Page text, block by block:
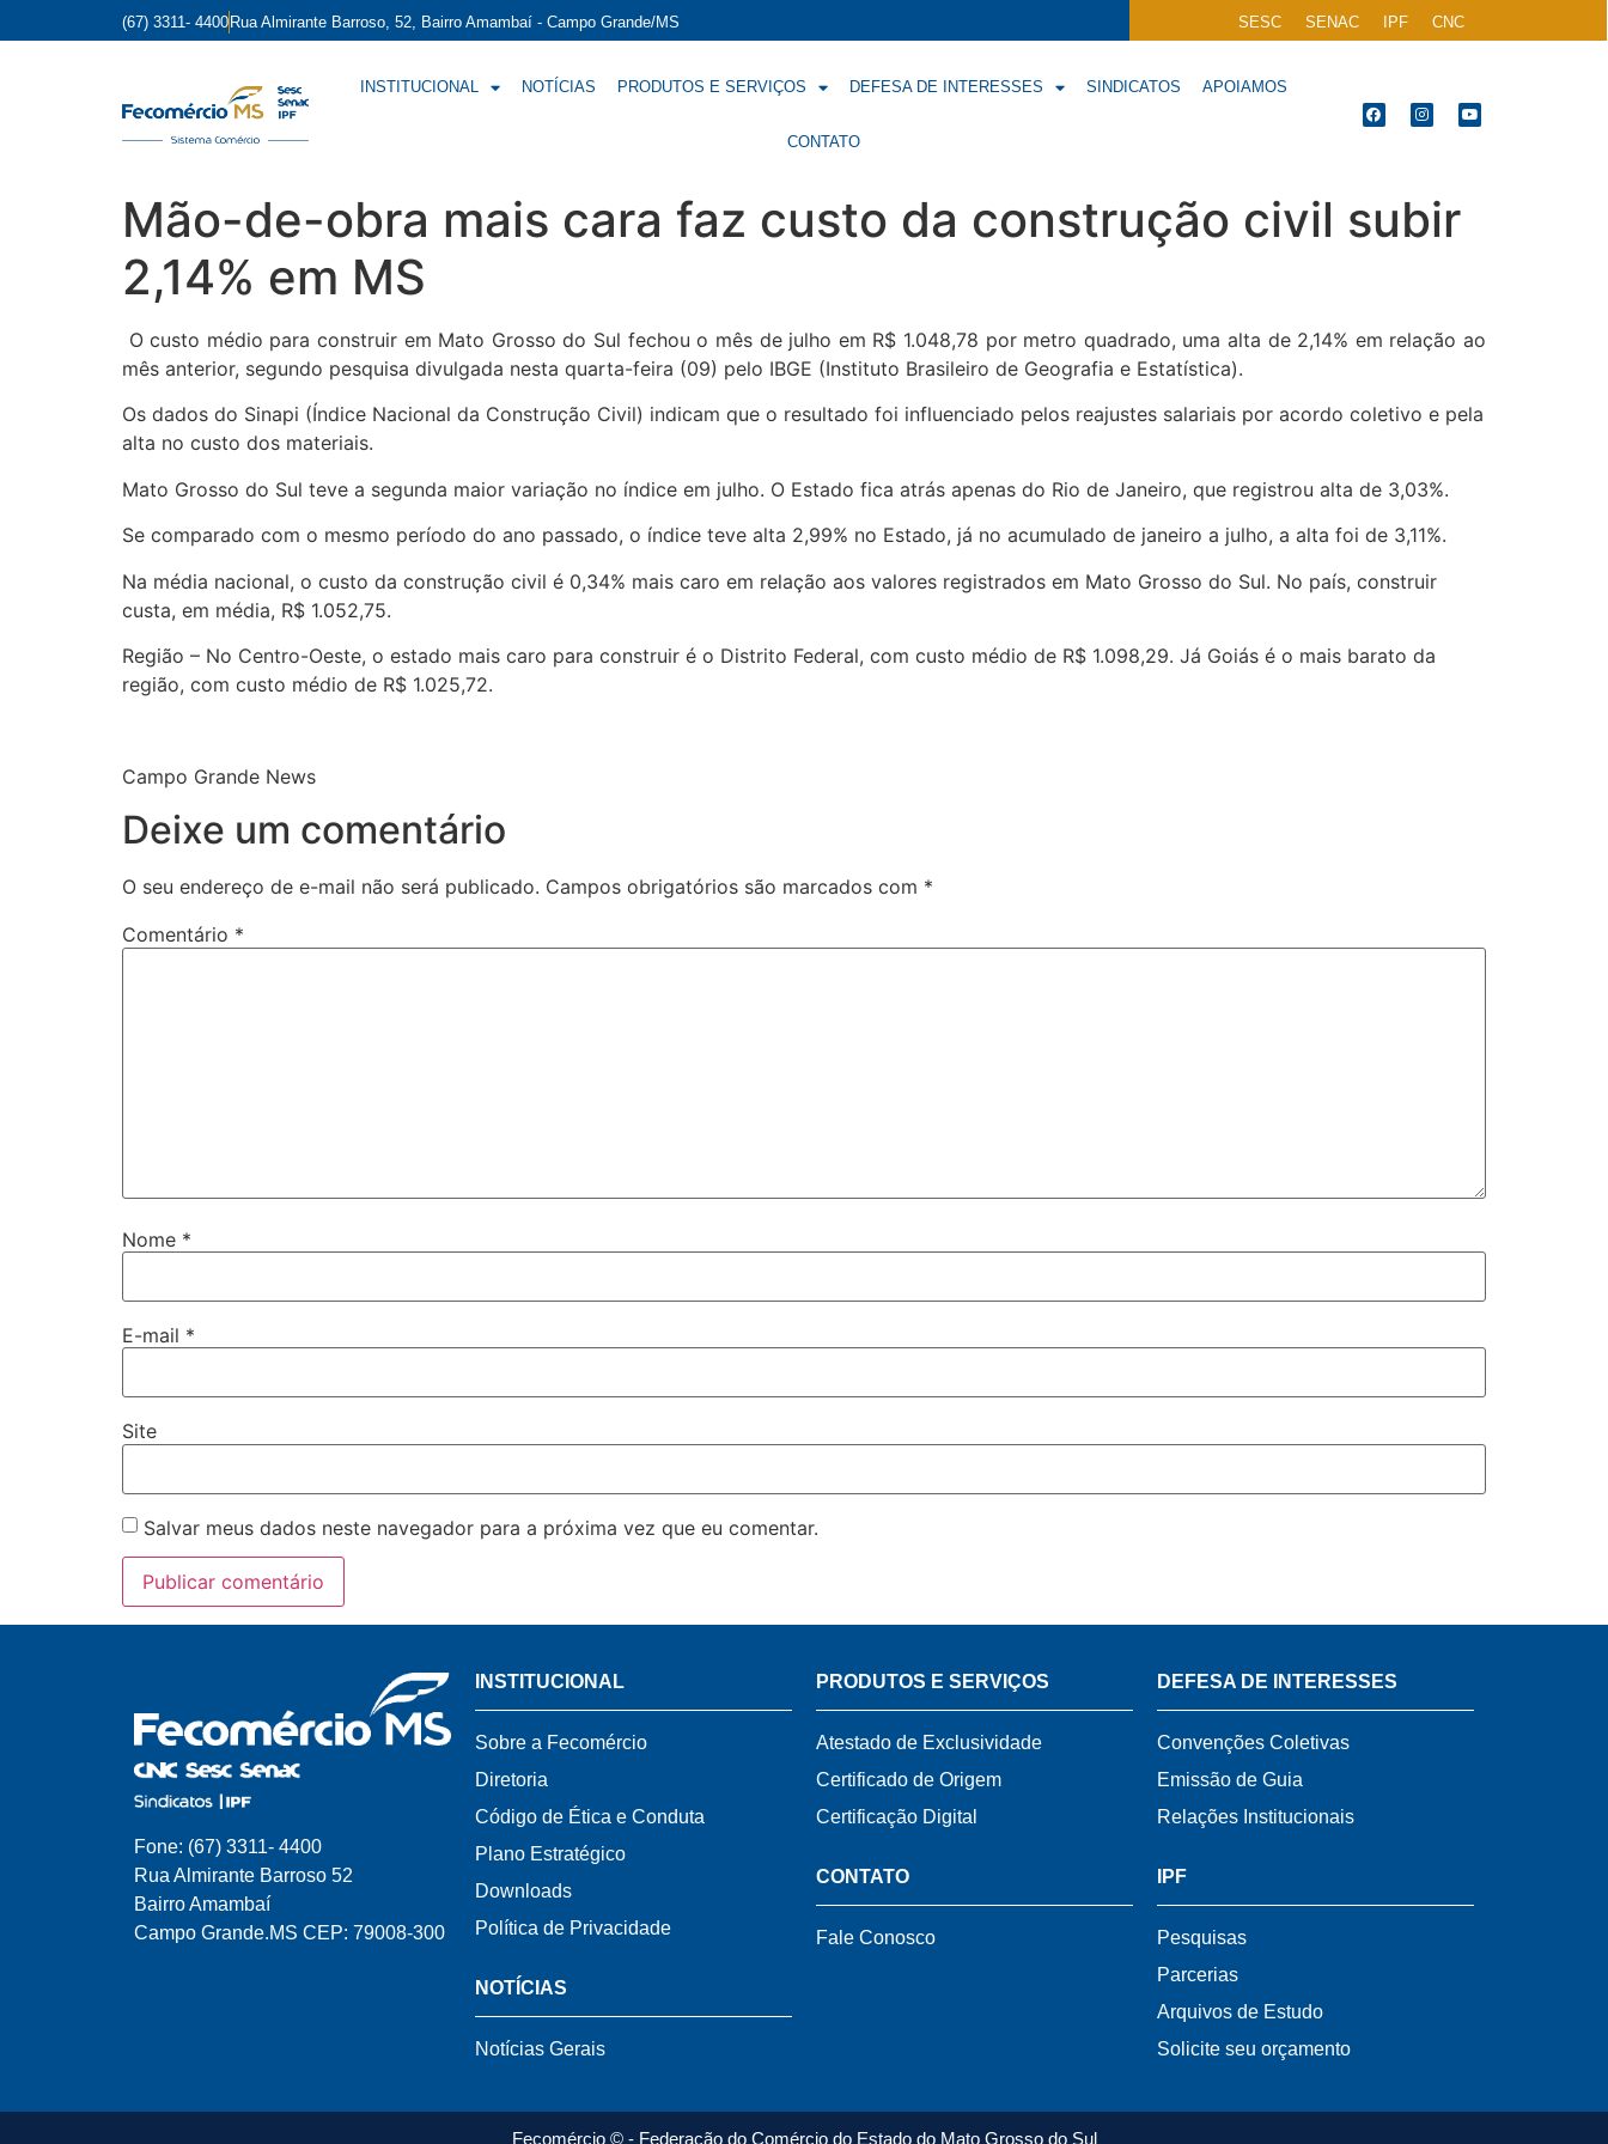
(67) 3311- 4400 Rua Almirante Barroso, 52, Bairro Amambaí - Campo Grande/MS SESC SENAC IPF CNC
INSTITUCIONAL NOTÍCIAS PRODUTOS E SERVIÇOS DEFESA DE INTERESSES SINDICATOS APOIAMOS
CONTATO
Mão-de-obra mais cara faz custo da construção civil subir
2,14% em MS
O custo médio para construir em Mato Grosso do Sul fechou o mês de julho em R$ 1.048,78 por metro quadrado, uma alta de 2,14% em relação ao
mês anterior, segundo pesquisa divulgada nesta quarta-feira (09) pelo IBGE (Instituto Brasileiro de Geografia e Estatística).
Os dados do Sinapi (Índice Nacional da Construção Civil) indicam que o resultado foi influenciado pelos reajustes salariais por acordo coletivo e pela
alta no custo dos materiais.
Mato Grosso do Sul teve a segunda maior variação no índice em julho. O Estado fica atrás apenas do Rio de Janeiro, que registrou alta de 3,03%.
Se comparado com o mesmo período do ano passado, o índice teve alta 2,99% no Estado, já no acumulado de janeiro a julho, a alta foi de 3,11%.
Na média nacional, o custo da construção civil é 0,34% mais caro em relação aos valores registrados em Mato Grosso do Sul. No país, construir
custa, em média, R$ 1.052,75.
Região – No Centro-Oeste, o estado mais caro para construir é o Distrito Federal, com custo médio de R$ 1.098,29. Já Goiás é o mais barato da
região, com custo médio de R$ 1.025,72.
Campo Grande News
Deixe um comentário
O seu endereço de e-mail não será publicado. Campos obrigatórios são marcados com *
Comentário *
Nome *
E-mail *
Site
Salvar meus dados neste navegador para a próxima vez que eu comentar.
Fone: (67) 3311- 4400
Rua Almirante Barroso 52
Bairro Amambaí
Campo Grande.MS CEP: 79008-300
INSTITUCIONAL
Sobre a Fecomércio
Diretoria
Código de Ética e Conduta
Plano Estratégico
Downloads
Política de Privacidade
NOTÍCIAS
Notícias Gerais
PRODUTOS E SERVIÇOS
Atestado de Exclusividade
Certificado de Origem
Certificação Digital
CONTATO
Fale Conosco
DEFESA DE INTERESSES
Convenções Coletivas
Emissão de Guia
Relações Institucionais
IPF
Pesquisas
Parcerias
Arquivos de Estudo
Solicite seu orçamento
Fecomércio © - Federação do Comércio do Estado do Mato Grosso do Sul